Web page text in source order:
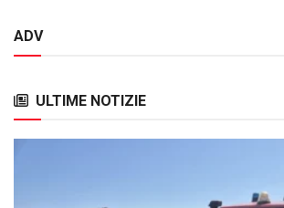
ADV
ULTIME NOTIZIE